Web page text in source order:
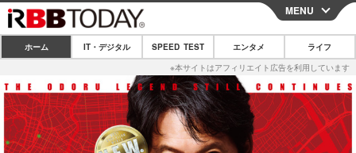
CLOSE
ホーム
IT・デジタル
IT・デジタルTOP スマートフォン
ネタ ガジェット・ツール
SPEED TEST
MENU
ホーム IT・デジタル SPEED TEST エンタメ ライフ